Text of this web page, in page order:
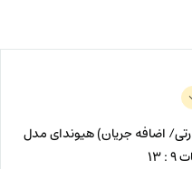
اضافه جریان) هیوندای مدل